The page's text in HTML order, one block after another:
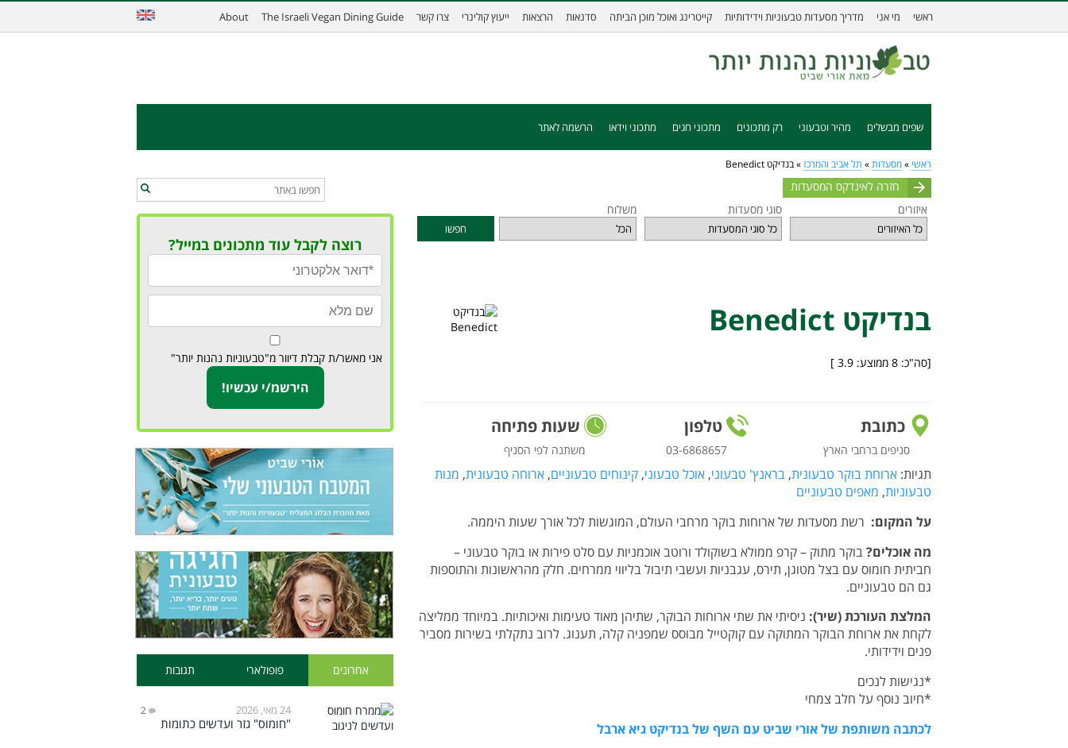
ראשי מי אני מדריך מסעדות טבעוניות וידידותיות קייטרינג ואוכל מוכן הביתה סדנאות הרצאות ייעוץ קולינרי צרו קשר The Israeli Vegan Dining Guide
About
שפים מבשלים מהיר וטבעוני רק מתכונים מתכוני חגים מתכוני וידאו הרשמה לאתר
ראשי » מסעדות » תל אביב והמרכז »בנדיקט Benedict
חזרה לאינדקס המסעדות
איזורים
סוגי מסעדות משלוח
חפשו
בנדיקט Benedict
[סה"כ: 8 ממוצע: 3.9
]
כתובת
סניפים ברחבי הארץ
טלפון
03-6868657
שעות פתיחה
משתנה לפי הסניף
תגיות: ארוחת בוקר טבעונית, בראנץ' טבעוני, אוכל טבעוני, קינוחים טבעוניים, ארוחה טבעונית, מנות
טבעוניות, מאפים טבעוניים
על המקום: רשת מסעדות של ארוחות בוקר מרחבי העולם, המוגשות לכל אורך שעות היממה.
מה אוכלים?בוקר מתוק – קרפ ממולא בשוקולד ורוטב אוכמניות עם סלט פירות או בוקר טבעוני –
חביתית חומוס עם בצל מטוגן, תירס, עגבניות ועשבי תיבול בליווי ממרחים. חלק מהראשונות והתוספות
גם הם טבעוניים.
המלצת העורכת (שיר): ניסיתי את שתי ארוחות הבוקר, שתיהן מאוד טעימות ואיכותיות. במיוחד ממליצה
לקחת את ארוחת הבוקר המתוקה עם קוקטייל מבוסס שמפניה קלה, תענוג. לרוב נתקלתי בשירות מסביר
פנים וידידותי.
*נגישות לנכים
*חיוב נוסף על חלב צמחי
לכתבה משותפת של אורי שביט עם השף של בנדיקט גיא ארבל
רוצה לקבל עוד מתכונים במייל?
אני מאשר/ת קבלת דיוור מ"טבעוניות נהנות יותר"
אחרונים פופולארי תגובות
24 מאי, 2026 2
"חומוס" גזר ועדשים כתומות